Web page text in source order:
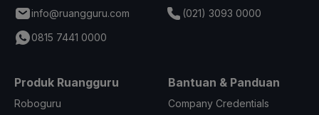
info@ruangguru.com
(021) 3093 0000
0815 7441 0000
Produk Ruangguru
Roboguru
Bantuan & Panduan
Company Credentials